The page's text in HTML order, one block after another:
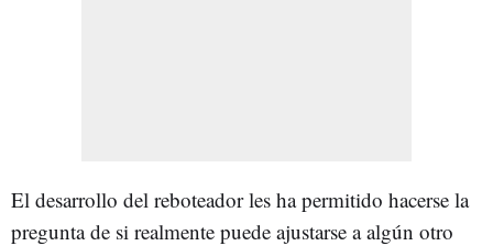
El desarrollo del reboteador les ha permitido hacerse la
pregunta de si realmente puede ajustarse a algún otro